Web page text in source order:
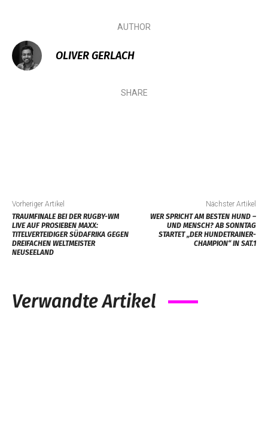
AUTHOR
OLIVER GERLACH
SHARE
Vorheriger Artikel
TRAUMFINALE BEI DER RUGBY-WM
LIVE AUF PROSIEBEN MAXX:
TITELVERTEIDIGER SÜDAFRIKA GEGEN
DREIFACHEN WELTMEISTER
NEUSEELAND
Nächster Artikel
WER SPRICHT AM BESTEN HUND –
UND MENSCH? AB SONNTAG
STARTET „DER HUNDETRAINER-
CHAMPION“ IN SAT.1
Verwandte Artikel